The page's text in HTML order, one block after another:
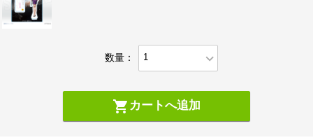
数量： expand_more
shopping_cart カートへ追加